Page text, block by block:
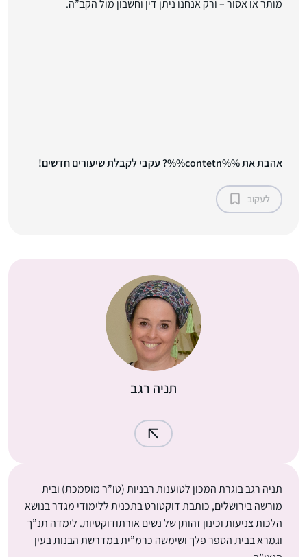
מותר או אסור – ורק אנחנו ניתן דין וחשבון מול הקב”ה.
אהבת את %%contetn%%? עקבי לקבלת שיעורים חדשים!
לעקוב
תניה רגב
תניה רגב בוגרת המכון לטוענות רבניות (טו”ר מוסמכת) ובית
מורשה בירושלים, כותבת דוקטורט בתכנית ללימודי מגדר בנושא
הלכות צניעות וכינון זהותן של נשים אורתודוקסיות. לימדה תנ”ך
וגמרא בבית הספר פלך ושימשה כרמ”ית במדרשת הבנות בעין